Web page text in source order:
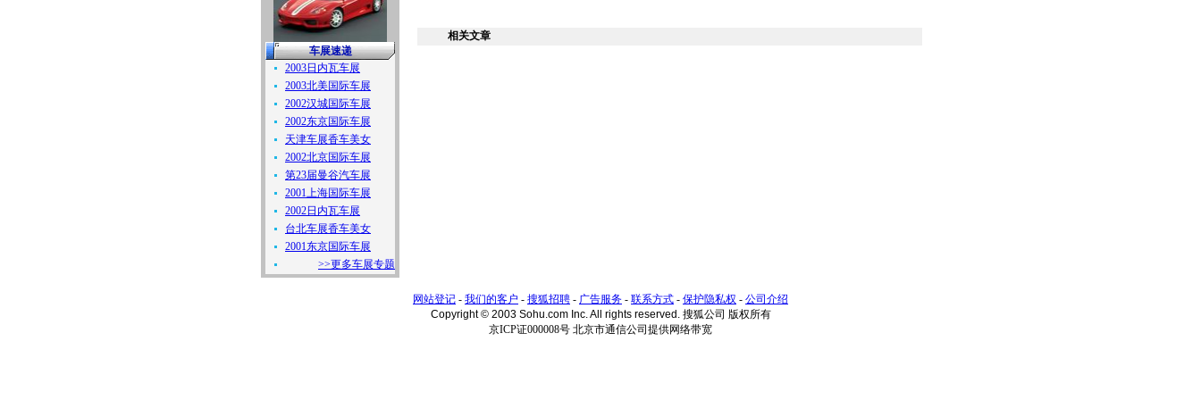
车展速递
2003日内瓦车展
2003北美国际车展
2002汉城国际车展
2002东京国际车展
天津车展香车美女
2002北京国际车展
第23届曼谷汽车展
2001上海国际车展
2002日内瓦车展
台北车展香车美女
2001东京国际车展
>>更多车展专题
相关文章
网站登记 - 我们的客户 - 搜狐招聘 - 广告服务 - 联系方式 - 保护隐私权 - 公司介绍
Copyright © 2003 Sohu.com Inc. All rights reserved. 搜狐公司 版权所有
京ICP证000008号 北京市通信公司提供网络带宽